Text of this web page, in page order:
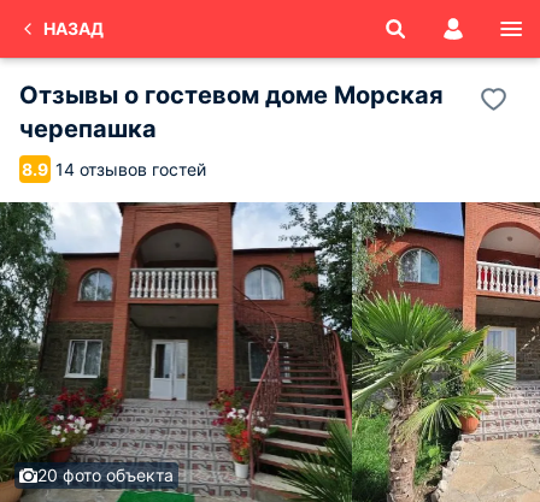
НАЗАД
Отзывы о гостевом доме Морская
черепашка
8.9 14 отзывов гостей
20 фото объекта